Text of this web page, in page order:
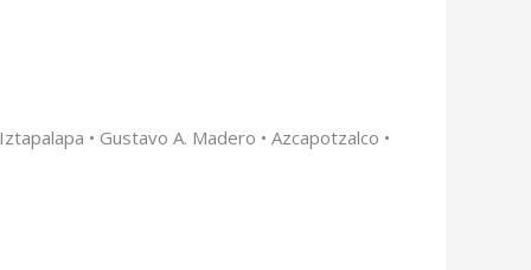
• Gustavo A. Madero • Azcapotzalco •